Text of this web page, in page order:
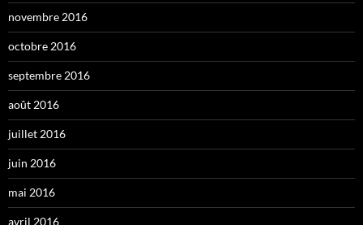
novembre 2016
octobre 2016
septembre 2016
août 2016
juillet 2016
juin 2016
mai 2016
avril 2016